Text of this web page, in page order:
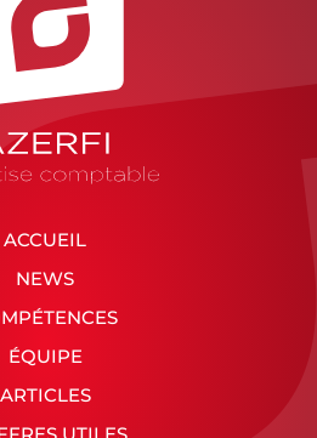
ACCUEIL
NEWS
ÉQUIPE
ARTICLES